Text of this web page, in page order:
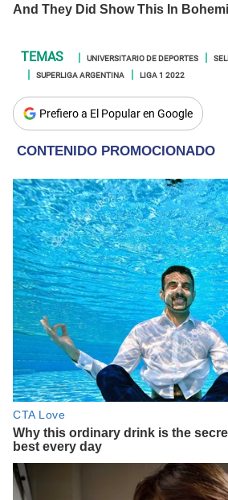
UNIVERSITARIO DE DEPORTES
SUPERLIGA ARGENTINA
LIGA 1 2022
Prefiero a El Popular en Google